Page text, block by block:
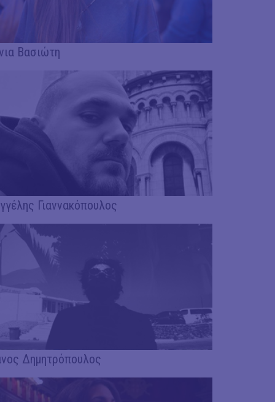
Βασιώτη
Γιαννακόπουλος
Δημητρόπουλος